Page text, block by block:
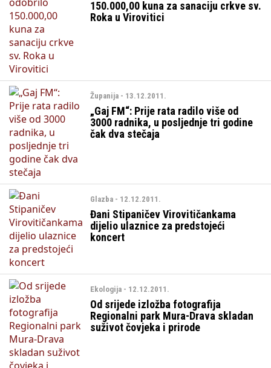
150.000,00 kuna za sanaciju crkve sv.
Roka u Virovitici
Županija - 13.12.2011.
„Gaj FM“: Prije rata radilo više od
3000 radnika, u posljednje tri godine
čak dva stečaja
Glazba - 12.12.2011.
Đani Stipaničev Virovitičankama
dijelio ulaznice za predstojeći
koncert
Ekologija - 12.12.2011.
Od srijede izložba fotografija
Regionalni park Mura-Drava skladan
suživot čovjeka i prirode